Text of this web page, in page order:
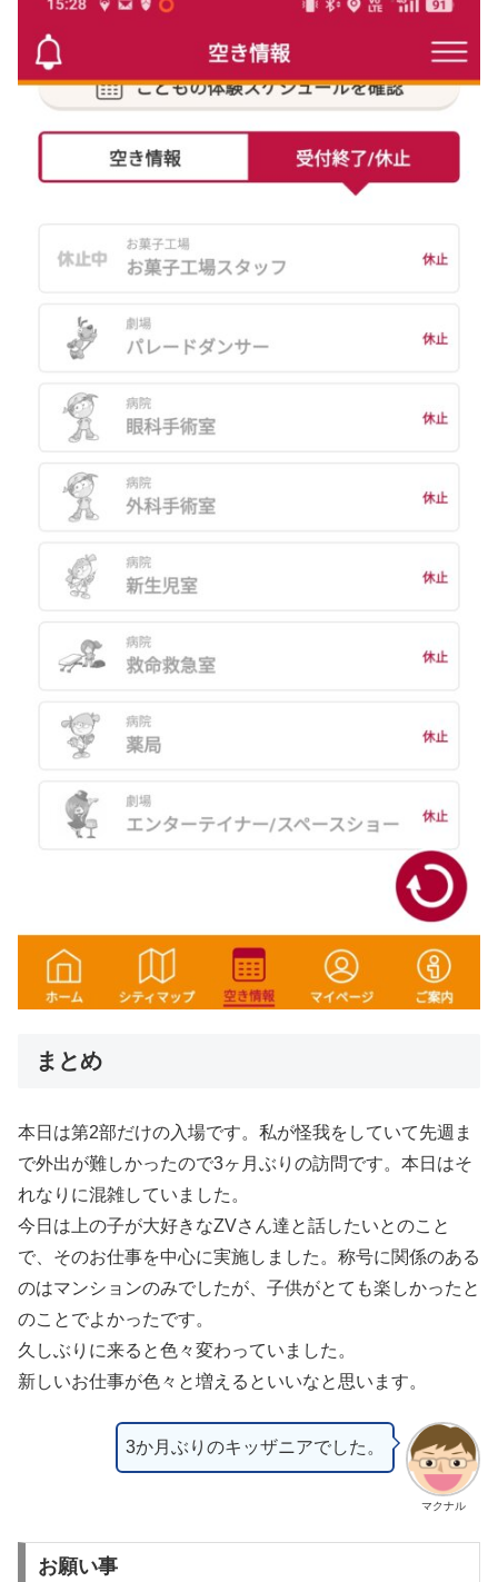
まとめ
本日は第2部だけの入場です。私が怪我をしていて先週ま
で外出が難しかったので3ヶ月ぶりの訪問です。本日はそ
れなりに混雑していました。
今日は上の子が大好きなZVさん達と話したいとのこと
で、そのお仕事を中心に実施しました。称号に関係のある
のはマンションのみでしたが、子供がとても楽しかったと
のことでよかったです。
久しぶりに来ると色々変わっていました。
新しいお仕事が色々と増えるといいなと思います。
マクナル
3か月ぶりのキッザニアでした。
お願い事